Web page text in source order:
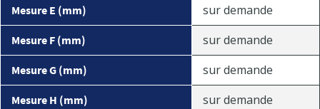
Mesure E (mm) sur demande
Mesure F (mm) sur demande
Mesure G (mm) sur demande
Mesure H (mm) sur demande